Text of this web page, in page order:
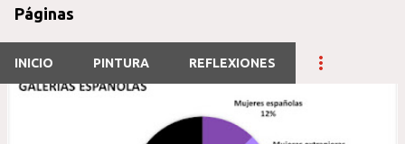
Páginas
INICIO PINTURA REFLEXIONES